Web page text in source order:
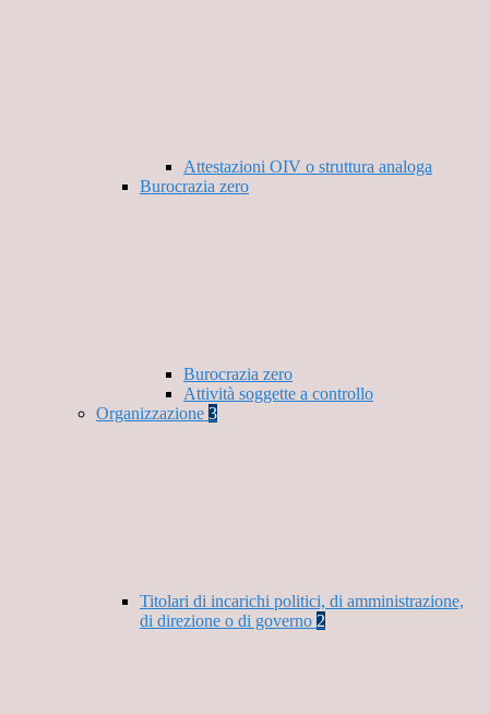
Attestazioni OIV o struttura analoga
Burocrazia zero
Burocrazia zero
Attività soggette a controllo
Organizzazione 3
Titolari di incarichi politici, di amministrazione,
di direzione o di governo 2